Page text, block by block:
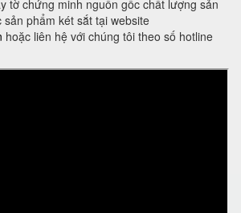
tờ chứng minh nguồn gốc chất lượng sản
phẩm két sắt tại website
hoặc liên hệ với chúng tôi theo số hotline